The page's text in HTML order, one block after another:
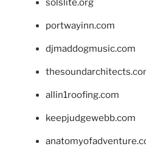
solslite.org
portwayinn.com
djmaddogmusic.com
allin1roofing.com
keepjudgewebb.com